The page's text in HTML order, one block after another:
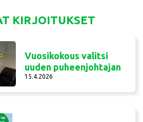
KIRJOITUKSET
Vuosikokous valitsi
uuden puheenjohtajan
15.4.2026